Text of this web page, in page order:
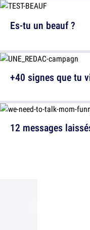
12 messages
Es-tu un beauf ?
+40 signes que tu